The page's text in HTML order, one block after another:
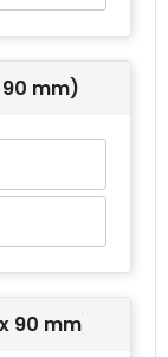
mm)
90 mm)